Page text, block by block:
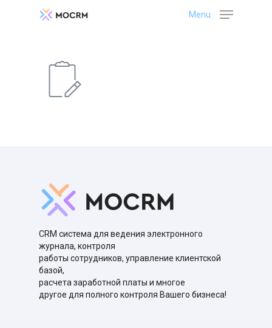
Menu
CRM система для ведения электронного
журнала, контроля
работы сотрудников, управление клиентской
базой,
расчета заработной платы и многое
другое для полного контроля Вашего бизнеса!